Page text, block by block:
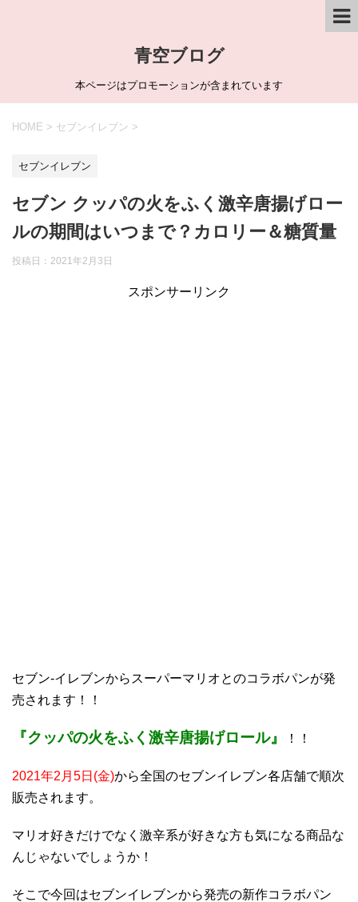
青空ブログ
本ページはプロモーションが含まれています
HOME > セブンイレブン >
セブンイレブン
セブン クッパの火をふく激辛唐揚げロー
ルの期間はいつまで？カロリー＆糖質量
投稿日： 2021年2月3日
スポンサーリンク
セブン-イレブンからスーパーマリオとのコラボパンが発
売されます！！
『クッパの火をふく激辛唐揚げロール』 ！！
2021年2月5日(金)から全国のセブンイレブン各店舗で順次
販売されます。
マリオ好きだけでなく激辛系が好きな方も気になる商品な
んじゃないでしょうか！
そこで今回はセブンイレブンから発売の新作コラボパン